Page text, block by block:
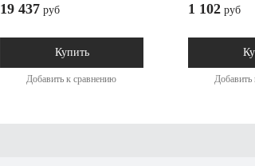
19 437 руб
Купить
Добавить к сравнению
1 102 руб
Добавить